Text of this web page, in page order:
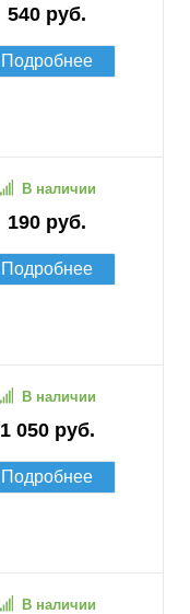
540 руб.
Подробнее
190 руб.
В наличии
Подробнее
1 050 руб.
В наличии
Подробнее
В наличии